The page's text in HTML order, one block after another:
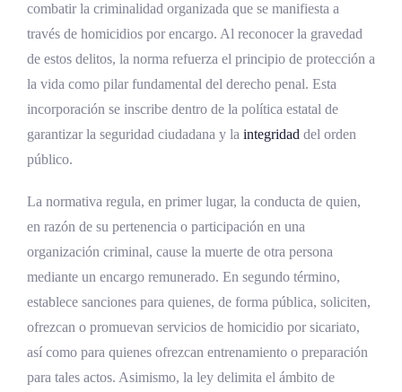
¿Qué tipifica la Ley 10841 contra el
Sicariato?
sicariato?
¿Qué se entiende por "organización criminal"
y promoción de sicariato?
¿La oferta o promoción debe ser pública
¿Aplica la ley a contenidos digitales y redes
sociales?
¿Qué pasa con quien entrena a sicarios sin
necesariamente ofrecer el servicio final?
combatir la criminalidad organizada que se manifiesta a
través de homicidios por encargo. Al reconocer la gravedad
de estos delitos, la norma refuerza el principio de protección a
la vida como pilar fundamental del derecho penal. Esta
incorporación se inscribe dentro de la política estatal de
garantizar la seguridad ciudadana y la integridad del orden
público.
La normativa regula, en primer lugar, la conducta de quien,
en razón de su pertenencia o participación en una
organización criminal, cause la muerte de otra persona
mediante un encargo remunerado. En segundo término,
establece sanciones para quienes, de forma pública, soliciten,
ofrezcan o promuevan servicios de homicidio por sicariato,
así como para quienes ofrezcan entrenamiento o preparación
para tales actos. Asimismo, la ley delimita el ámbito de